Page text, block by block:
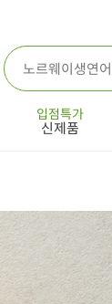
입점특가
신제품